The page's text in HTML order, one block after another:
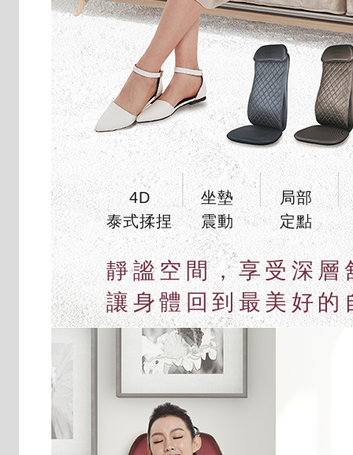
4D
泰式揉捏
坐墊
震動
局部
定點
靜謐空間，享受深層
讓身體回到最美好的